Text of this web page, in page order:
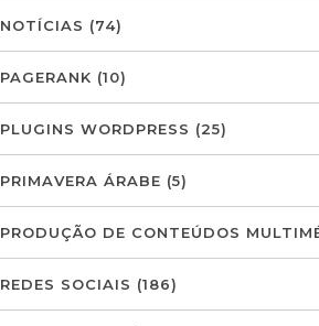
NOTÍCIAS (74)
PAGERANK (10)
PLUGINS WORDPRESS (25)
PRIMAVERA ÁRABE (5)
PRODUÇÃO DE CONTEÚDOS
REDES SOCIAIS (186)